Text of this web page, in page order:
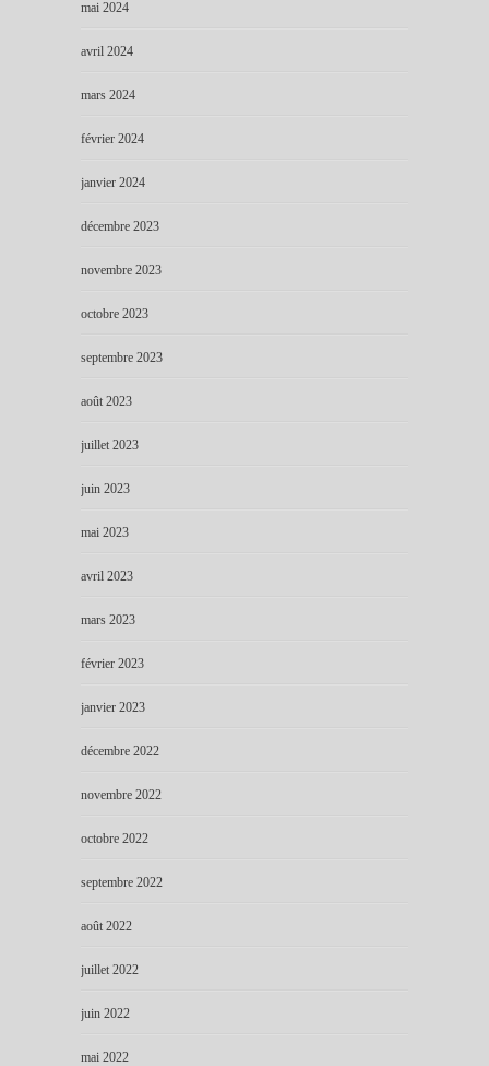
mai 2024
avril 2024
mars 2024
février 2024
janvier 2024
décembre 2023
novembre 2023
octobre 2023
septembre 2023
août 2023
juillet 2023
juin 2023
mai 2023
avril 2023
mars 2023
février 2023
janvier 2023
décembre 2022
novembre 2022
octobre 2022
septembre 2022
août 2022
juillet 2022
juin 2022
mai 2022